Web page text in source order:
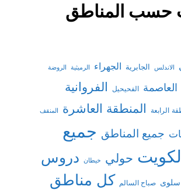
حسب المناطق
الاندلس الجابرية الجهراء الرميثية الروضة
العاصمة الفحيحيل الفروانية
الرابعة المنطقة العاشرة المنقف
جميع المناطق جميع
حولي خيطان دروس
سلوى صباح السالم كل مناطق